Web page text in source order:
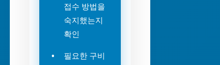
접수 방법을
숙지했는지
확인
필요한 구비